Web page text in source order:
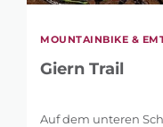
MOUNTAINBIKE &
Giern Trail
Auf dem unteren